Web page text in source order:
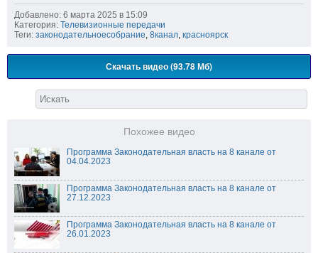
Добавлено: 6 марта 2025 в 15:09
Категория: Телевизионные передачи
Теги: законодательноесобрание, 8канал, красноярск
Скачать видео (93.78 Мб)
Похожее видео
Программа Законодательная власть на 8 канале от
04.04.2023
Программа Законодательная власть на 8 канале от
27.12.2023
Программа Законодательная власть на 8 канале от
26.01.2023